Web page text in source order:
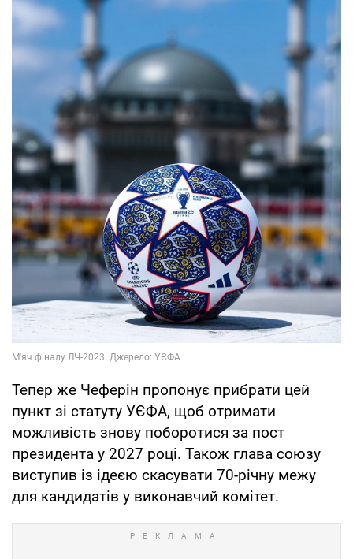
Тепер же Чеферін пропонує прибрати цей
пункт зі статуту УЄФА, щоб отримати
можливість знову поборотися за пост
президента у 2027 році. Також глава союзу
виступив із ідеєю скасувати 70-річну межу
для кандидатів у виконавчий комітет.